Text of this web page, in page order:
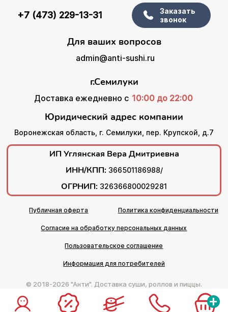
+
+7 (473) 229-13-31
Заказать
звонок
Для ваших вопросов
admin@anti-sushi.ru
г.Семилуки
Доставка ежедневно с 10:00 до 22:00
Юридический адрес компании
Воронежская область, г. Семилуки, пер. Крупской, д.7
ИП Углянская Вера Дмитриевна
ИНН/КПП: 366501186988/
ОГРНИП: 326366800029281
Публичная оферта Политика конфиденциальности
Согласие на обработку персональных данных
Пользовательское соглашение
Информация для потребителей
© 2018-2026 "Анти". Доставка суши, роллов и пиццы.